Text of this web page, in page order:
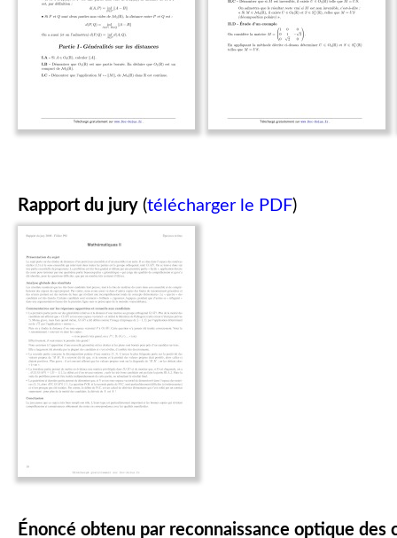
Rapport du jury (télécharger le PDF)
Énoncé obtenu par reconnaissance optique des